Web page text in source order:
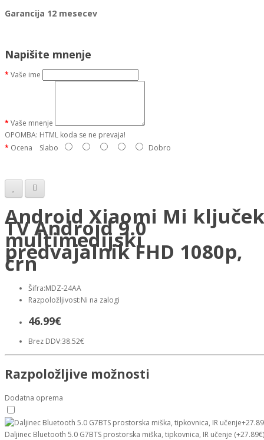
Garancija 12 mesecev
Napišite mnenje
Vaše ime
Vaše mnenje
OPOMBA: HTML koda se ne prevaja!
Ocena Slabo Dobro
Android Xiaomi Mi ključek
TV Android 9.0
multimedijski
predvajalnik FHD 1080p,
črn
Šifra:MDZ-24AA
Razpoložljivost:Ni na zalogi
46.99€
Brez DDV:38.52€
Razpoložljive možnosti
Dodatna oprema
Daljinec Bluetooth 5.0 G7BTS prostorska miška, tipkovnica, IR učenje (+27.89€)